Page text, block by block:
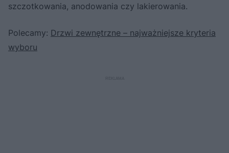
szczotkowania, anodowania czy lakierowania.
Polecamy: Drzwi zewnętrzne – najważniejsze kryteria
wyboru